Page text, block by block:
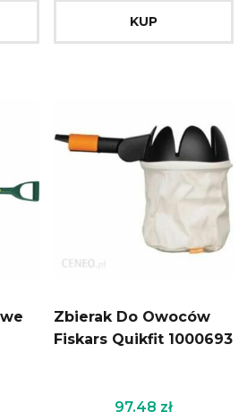
KUP
Zbierak Do Owoców
Fiskars Quikfit 1000693
97.48 zł